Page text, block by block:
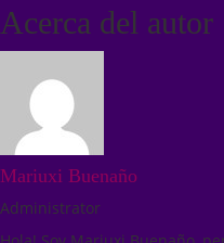
Acerca del autor
Mariuxi Buenaño
Administrator